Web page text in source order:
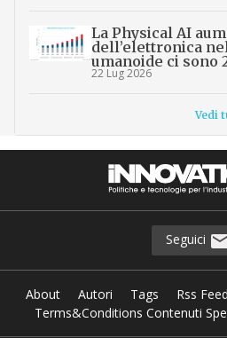
La Physical AI
dell’elettronica
umanoide ci sono
22 Lug 2026
Vedi
Seguici
About Autori Tags Rss Feed
Terms&Conditions Contenuti